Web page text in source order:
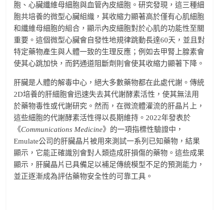
胞、心臟纖維母細胞與血管內皮細胞。研究發現，這三種細
胞共培養的微型心臟組織，其收縮力顯著高於僅有心肌細胞
和纖維母細胞的組合，顯示內皮細胞對於心肌的功能性至關
重要。這個微型心臟會自發性地規律跳動長達60天，並且對
特定藥物產生與人體一致的生理反應；例如去甲腎上腺素會
使其心跳加快，而鈣通道阻斷劑則會使其收縮力顯著下降。
肝臟是人體的解毒中心，絕大多數藥物都在此處代謝。傳統
2D培養的肝細胞會迅速失去其代謝酵素活性，使其無法用
於藥物毒性或代謝研究。然而，在微流體灌流的肝晶片上，
這些細胞的代謝酵素活性得以長期維持。2022年發表於
《Communications Medicine》的一項指標性驗證中，
Emulate公司的肝臟晶片被用來測試一系列已知藥物，結果
顯示，它能正確識別會對人類造成肝損傷的藥物。這些成果
顯示，肝臟晶片已具備足以補足傳統模型不足的預測能力，
並正逐漸成為評估藥物安全性的可靠工具。